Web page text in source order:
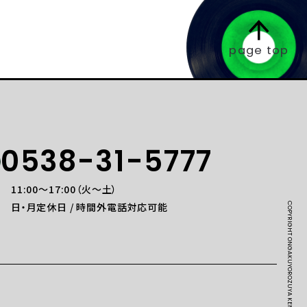
page top
0538-31-5777
11:00〜17:00（火〜土）
日・月定休日 / 時間外電話対応可能